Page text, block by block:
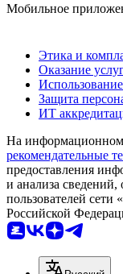
Мобильное
Этика и
Оказание
Защита
ИТ
На информационном
рекомендательные
предоставления
и анализа
пользователей сети
Российской